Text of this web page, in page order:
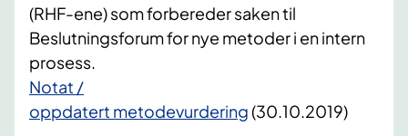
(RHF-ene) som forbereder saken til
Beslutningsforum for nye metoder i en intern
prosess.
Notat /
oppdatert metodevurdering(30.10.2019)